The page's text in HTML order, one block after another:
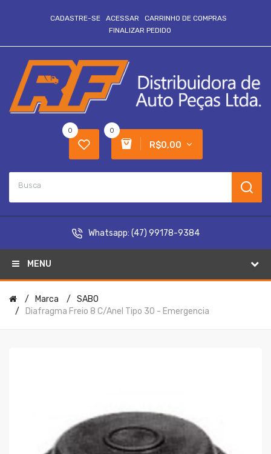
CADASTRE-SE ACESSAR
CARRINHO DE COMPRAS
FINALIZAR PEDIDO
0
R$0,00
0
Whatsapp: (47) 99178-9384
MENU
Marca
SABO
Diafragma Freio 8 C/anel Tipo 30 - Emergencia